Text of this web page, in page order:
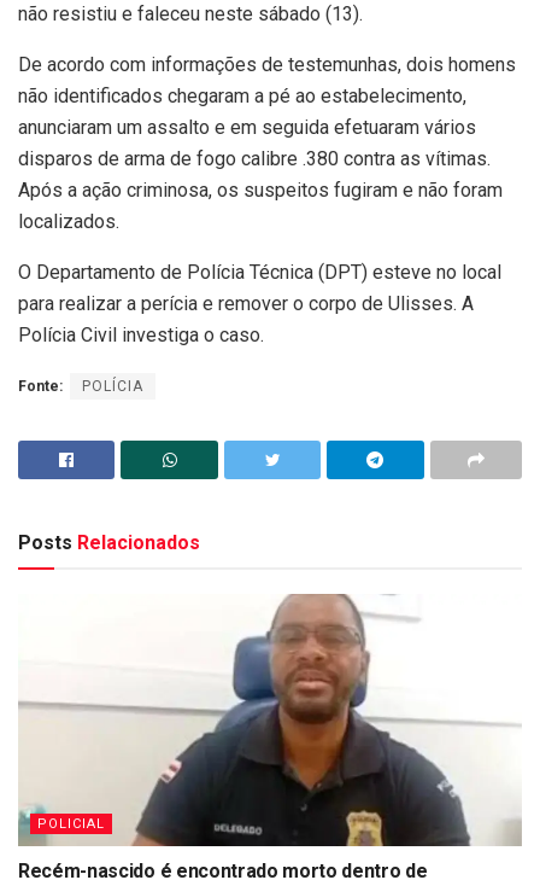
não resistiu e faleceu neste sábado (13).
De acordo com informações de testemunhas, dois homens
não identificados chegaram a pé ao estabelecimento,
anunciaram um assalto e em seguida efetuaram vários
disparos de arma de fogo calibre .380 contra as vítimas.
Após a ação criminosa, os suspeitos fugiram e não foram
localizados.
O Departamento de Polícia Técnica (DPT) esteve no local
para realizar a perícia e remover o corpo de Ulisses. A
Polícia Civil investiga o caso.
Fonte: POLÍCIA
Posts Relacionados
POLICIAL
Recém-nascido é encontrado morto dentro de